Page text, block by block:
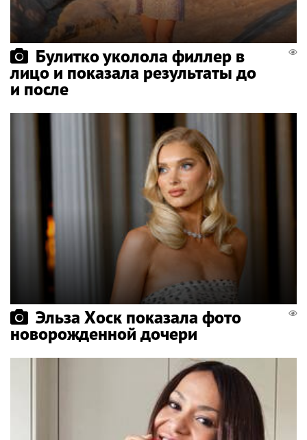
Булитко уколола филлер в
лицо и показала результаты до
и после
Эльза Хоск показала фото
новорожденной дочери